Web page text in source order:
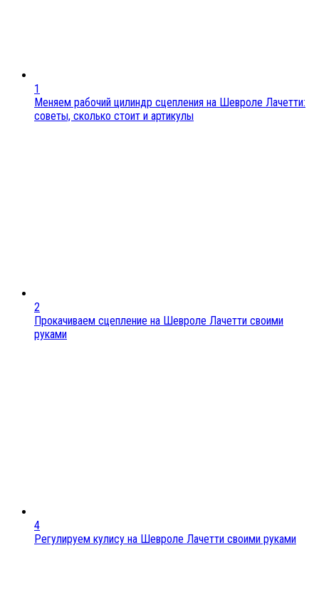
1
Меняем рабочий цилиндр сцепления на Шевроле Лачетти:
советы, сколько стоит и артикулы
2
Прокачиваем сцепление на Шевроле Лачетти своими
руками
4
Регулируем кулису на Шевроле Лачетти своими руками